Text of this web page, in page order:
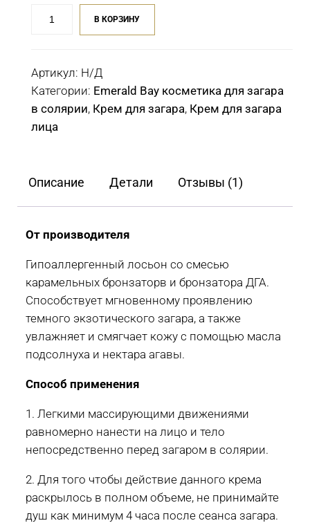
для
загара
250
В КОРЗИНУ
Артикул: Н/Д
Категории: Emerald Bay косметика для загара
в солярии, Крем для загара, Крем для загара
лица
Описание Детали Отзывы (1)
От производителя
Гипоаллергенный лосьон со смесью
карамельных бронзаторв и бронзатора ДГА.
Способствует мгновенному проявлению
темного экзотического загара, а также
увлажняет и смягчает кожу с помощью масла
подсолнуха и нектара агавы.
Способ применения
1. Легкими массирующими движениями
равномерно нанести на лицо и тело
непосредственно перед загаром в солярии.
2. Для того чтобы действие данного крема
раскрылось в полном объеме, не принимайте
душ как минимум 4 часа после сеанса загара.